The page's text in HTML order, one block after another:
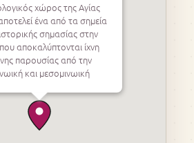
χώρος της Αγίας
ένα από τα σημεία
σημασίας στην
αποκαλύπτονται ίχνη
παρουσίας από την
και μεσομινωική